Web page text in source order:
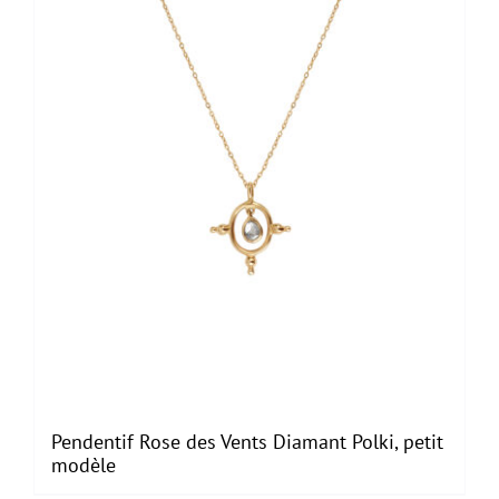
Pendentif Rose des Vents Diamant Polki, petit
modèle